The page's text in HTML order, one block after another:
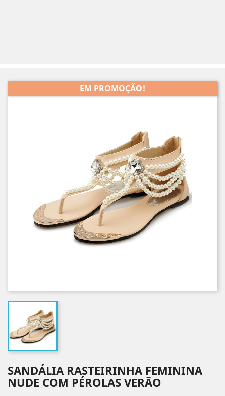
EM PROMOÇÃO!
SANDÁLIA RASTEIRINHA FEMININA
NUDE COM PÉROLAS VERÃO